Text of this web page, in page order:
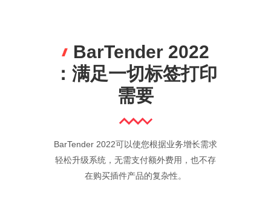
BarTender 2022
：满足一切标签打印
需要
BarTender 2022可以使您根据业务增长需求
轻松升级系统，无需支付额外费用，也不存
在购买插件产品的复杂性。